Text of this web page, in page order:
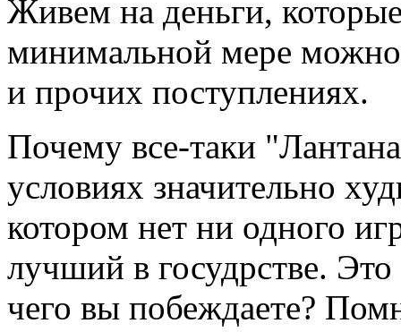
Живем на деньги,
минимальной мере можно
и прочих поступлениях.
Почему все-таки
условиях значительно
котором нет ни одного
лучший в госудрстве. Это
чего вы побеждаете?